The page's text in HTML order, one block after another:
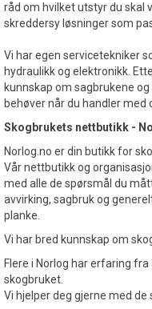
råd om hvilket utstyr du skal
skreddersy løsninger som
Vi har egen servicetekniker
hydraulikk og elektronikk.
kunnskap om sagbrukene
behøver når du handler med
Skogbrukets nettbutikk -
Norlog.no er din butikk for
Vår nettbutikk og
med alle de spørsmål du
avvirking, sagbruk og
planke.
Vi har bred kunnskap om
Flere i Norlog har erfaring
skogbruket.
Vi hjelper deg gjerne med